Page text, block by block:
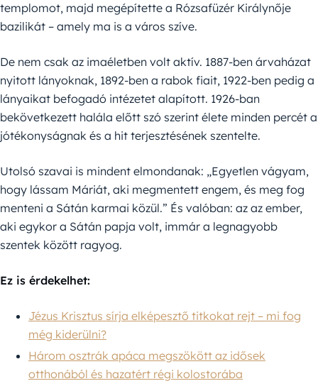
templomot, majd megépítette a Rózsafüzér Királynője
bazilikát – amely ma is a város szíve.
De nem csak az imaéletben volt aktív. 1887-ben árvaházat
nyitott lányoknak, 1892-ben a rabok fiait, 1922-ben pedig a
lányaikat befogadó intézetet alapított. 1926-ban
bekövetkezett halála előtt szó szerint élete minden percét a
jótékonyságnak és a hit terjesztésének szentelte.
Utolsó szavai is mindent elmondanak: „Egyetlen vágyam,
hogy lássam Máriát, aki megmentett engem, és meg fog
menteni a Sátán karmai közül.” És valóban: az az ember,
aki egykor a Sátán papja volt, immár a legnagyobb
szentek között ragyog.
Ez is érdekelhet:
Jézus Krisztus sírja elképesztő titkokat rejt – mi fog
még kiderülni?
Három osztrák apáca megszökött az idősek
otthonából és hazatért régi kolostorába